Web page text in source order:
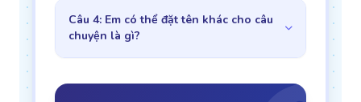
Câu 4: Em có thể đặt tên khác cho câu
chuyện là gì?